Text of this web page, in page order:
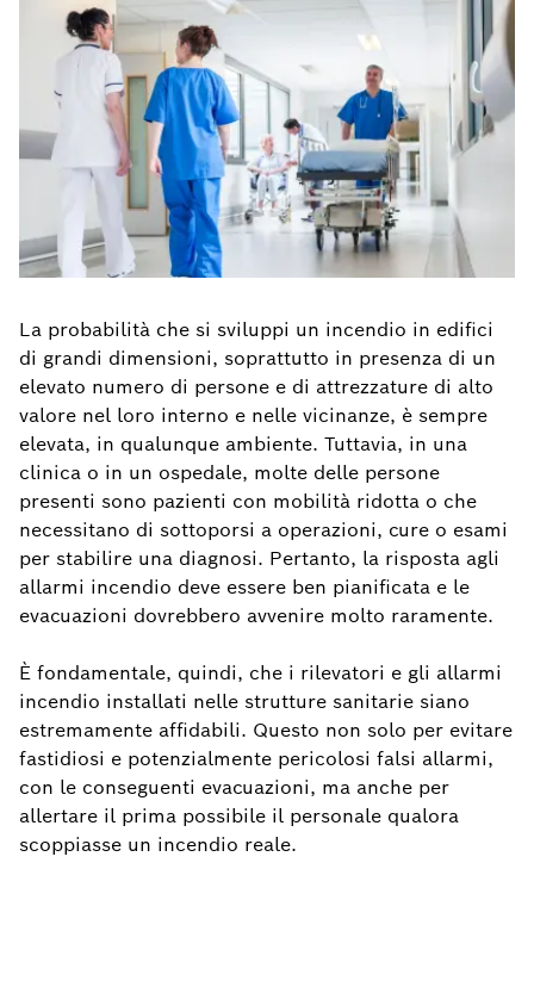
La probabilità che si sviluppi un incendio in edifici
di grandi dimensioni, soprattutto in presenza di un
elevato numero di persone e di attrezzature di alto
valore nel loro interno e nelle vicinanze, è sempre
elevata, in qualunque ambiente. Tuttavia, in una
clinica o in un ospedale, molte delle persone
presenti sono pazienti con mobilità ridotta o che
necessitano di sottoporsi a operazioni, cure o esami
per stabilire una diagnosi. Pertanto, la risposta agli
allarmi incendio deve essere ben pianificata e le
evacuazioni dovrebbero avvenire molto raramente.
È fondamentale, quindi, che i rilevatori e gli allarmi
incendio installati nelle strutture sanitarie siano
estremamente affidabili. Questo non solo per evitare
fastidiosi e potenzialmente pericolosi falsi allarmi,
con le conseguenti evacuazioni, ma anche per
allertare il prima possibile il personale qualora
scoppiasse un incendio reale.